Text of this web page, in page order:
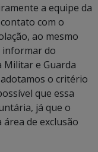
a equipe da
com o
ao mesmo
informar do
Militar e Guarda
o critério
que essa
já que o
de exclusão